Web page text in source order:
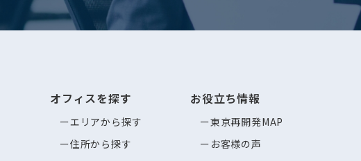
オフィスを探す
エリアから探す
住所から探す
お役立ち情報
東京再開発MAP
お客様の声